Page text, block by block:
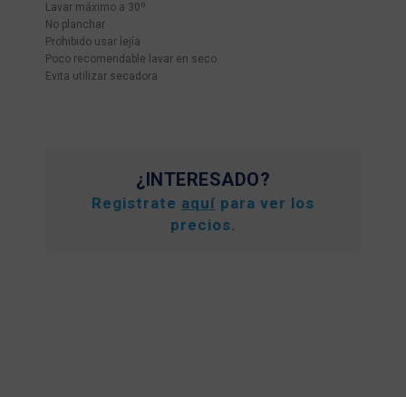
Lavar máximo a 30º
No planchar
Prohibido usar lejía
Poco recomendable lavar en seco
Evita utilizar secadora
¿INTERESADO?
Registrate aquí para ver los
precios.